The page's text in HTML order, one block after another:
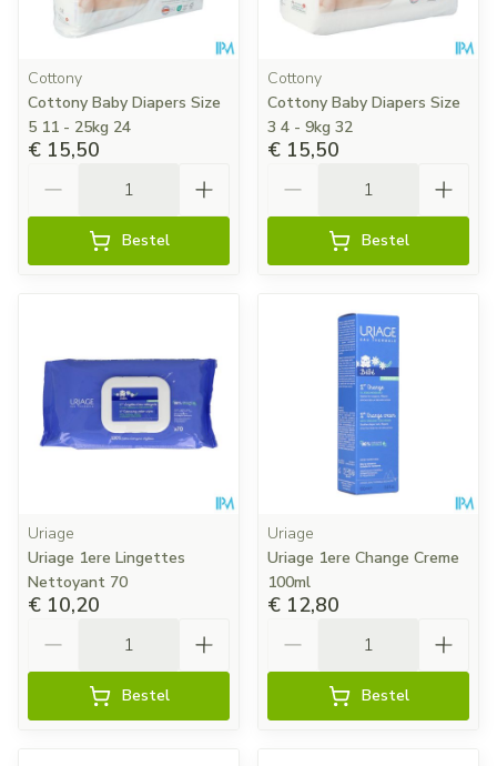
Cottony
Cottony Baby Diapers Size
5 11 - 25kg 24
€ 15,50
Bestel
Cottony
Cottony Baby Diapers Size
3 4 - 9kg 32
€ 15,50
Bestel
Uriage
Uriage 1ere Lingettes
Nettoyant 70
€ 10,20
Bestel
Uriage
Uriage 1ere Change Creme
100ml
€ 12,80
Bestel